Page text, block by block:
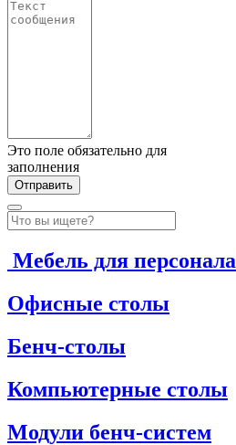
Это поле обязательно для
заполнения
Мебель для персонала
Офисные столы
Бенч-столы
Компьютерные столы
Модули бенч-систем